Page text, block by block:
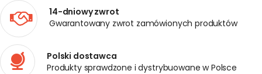
14-dniowy zwrot
Gwarantowany zwrot zamówionych produktów
Polski dostawca
Produkty sprawdzone i dystrybuowane w Polsce